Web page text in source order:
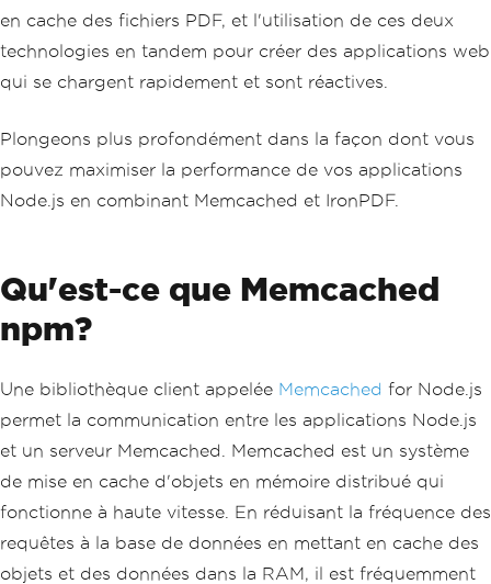
en cache des fichiers PDF, et l'utilisation de ces deux
technologies en tandem pour créer des applications web
qui se chargent rapidement et sont réactives.
Plongeons plus profondément dans la façon dont vous
pouvez maximiser la performance de vos applications
Node.js en combinant Memcached et IronPDF.
Qu'est-ce que Memcached
npm?
Une bibliothèque client appelée Memcached for Node.js
permet la communication entre les applications Node.js
et un serveur Memcached. Memcached est un système
de mise en cache d'objets en mémoire distribué qui
fonctionne à haute vitesse. En réduisant la fréquence des
requêtes à la base de données en mettant en cache des
objets et des données dans la RAM, il est fréquemment